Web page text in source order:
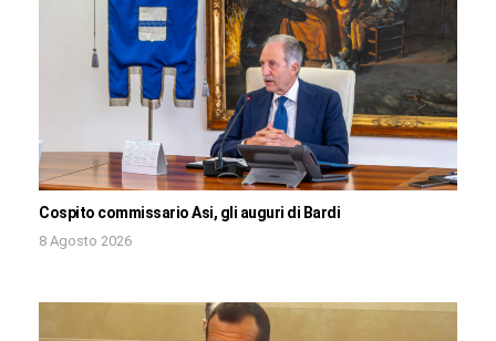
Cospito commissario Asi, gli auguri di Bardi
8 Agosto 2026